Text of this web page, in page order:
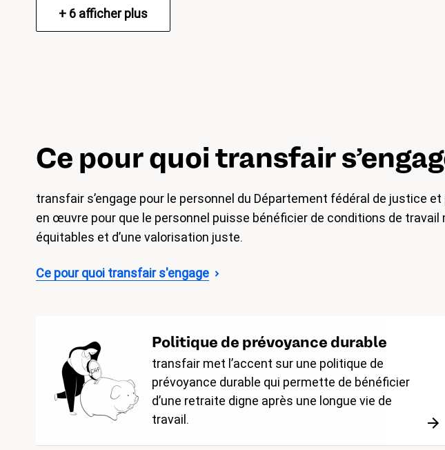
+ 6 afficher plus
Ce pour quoi transfair
transfair s’engage pour le personnel du Département fédéral de justice
en œuvre pour que le personnel puisse bénéficier de conditions de travail
équitables et d’une valorisation juste.
Ce pour quoi transfair s'engage
Politique de prévoyance durable
transfair met l’accent sur une politique de
prévoyance durable qui permette de bénéficier
d’une retraite digne après une longue vie de
travail.